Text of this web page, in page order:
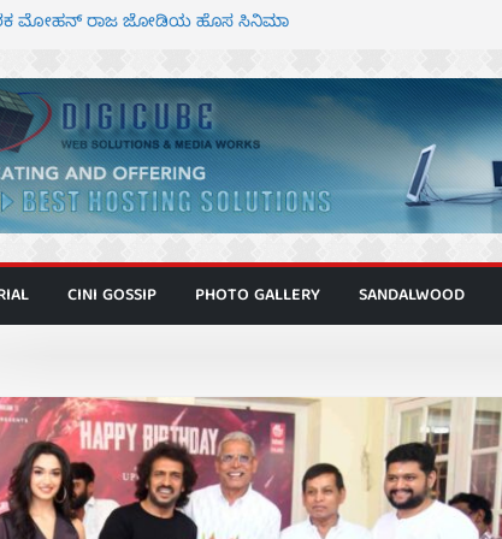
ಮಿತ್ರ ಅಭಿನಯದ “ಮಹಾನ್” ಫಸ್ಟ್ ಲುಕ್
– ಮೇಘನಾರಾಜ್ ಅಭಿನಯದ “ಅಮರ್ಥ” ಚಿತ್ರ
ಅಜೇಯಂ” ಹಾಡಿದ ದೃಶ್ಯ ವೈಭವ
ಅಭಿನಯದ ‘ಬಾಸ್’ ಚಿತ್ರ ತೆರೆಗೆ
CINI GOSSIP PHOTO GALLERY SANDALWOOD